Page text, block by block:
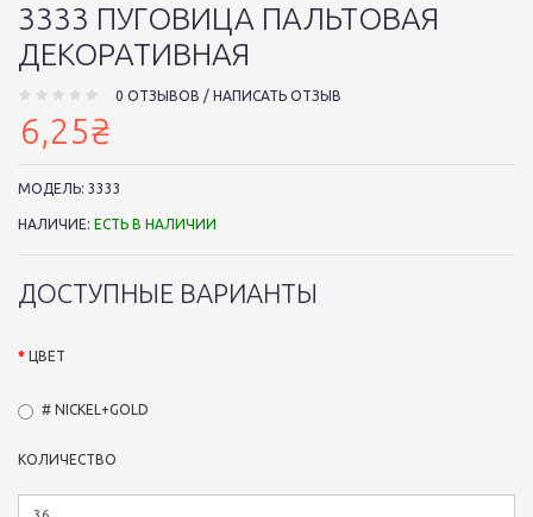
3333 ПУГОВИЦА ПАЛЬТОВАЯ
ДЕКОРАТИВНАЯ
0 ОТЗЫВОВ / НАПИСАТЬ ОТЗЫВ
6,25₴
МОДЕЛЬ: 3333
НАЛИЧИЕ: ЕСТЬ В НАЛИЧИИ
ДОСТУПНЫЕ ВАРИАНТЫ
ЦВЕТ
# NICKEL+GOLD
КОЛИЧЕСТВО